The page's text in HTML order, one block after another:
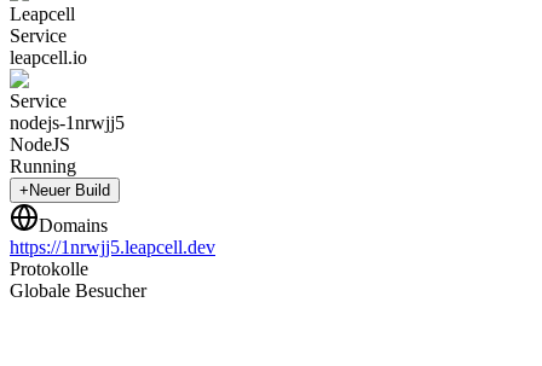
Leapcell
Service
leapcell.io
Service
nodejs-1nrwjj5
NodeJS
Running
+Neuer Build
Domains
https://1nrwjj5.leapcell.dev
Protokolle
Globale Besucher